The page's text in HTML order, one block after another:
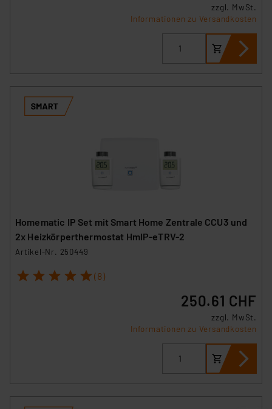
zzgl. MwSt.
Informationen zu Versandkosten
Homematic IP Set mit Smart Home Zentrale CCU3 und
2x Heizkörperthermostat HmIP-eTRV-2
Artikel-Nr. 250449
1 2 3 4 5 (8)
250.61 CHF
zzgl. MwSt.
Informationen zu Versandkosten